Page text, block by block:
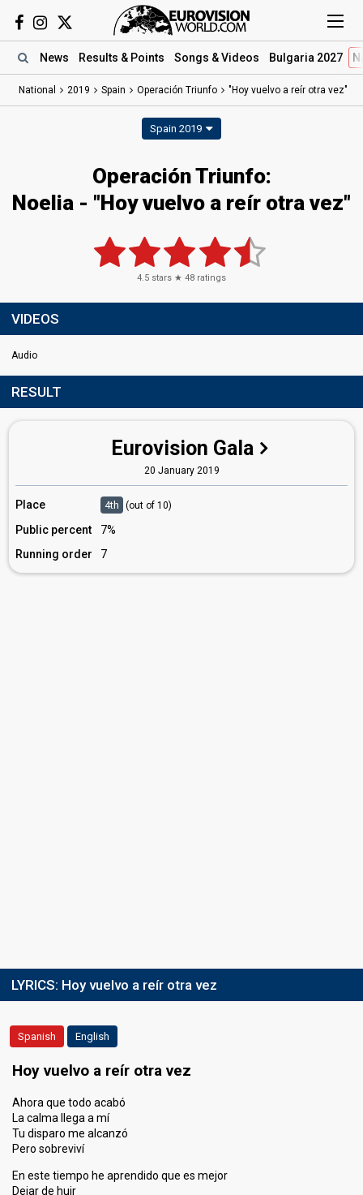
News Results & Points Songs & Videos Bulgaria 2027
National 2019 Spain Operación Triunfo "Hoy vuelvo a reír otra vez"
Spain 2019
Operación Triunfo:
Noelia - "Hoy vuelvo a reír otra vez"
4.5 stars ★ 48 ratings
VIDEOS
Audio
RESULT
Eurovision Gala
20 January 2019
Place 4th (out of 10)
Public percent
7%
Running order
7
LYRICS: Hoy vuelvo a reír otra vez
Spanish English
Hoy vuelvo a reír otra vez
Ahora que todo acabó
La calma llega a mí
Tu disparo me alcanzó
Pero sobreviví
En este tiempo he aprendido que es mejor
Dejar de huir